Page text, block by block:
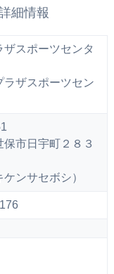
細情報
ザスポーツセンタ
ラザスポーツセン
保市日宇町２８３
ケンサセボシ）